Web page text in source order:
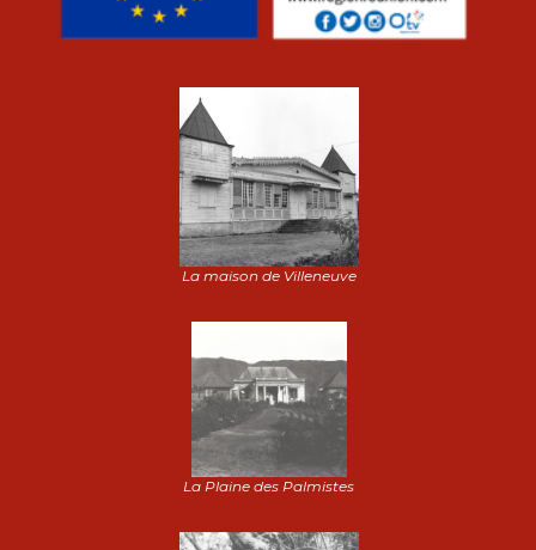
La maison de Villeneuve
La Plaine des Palmistes